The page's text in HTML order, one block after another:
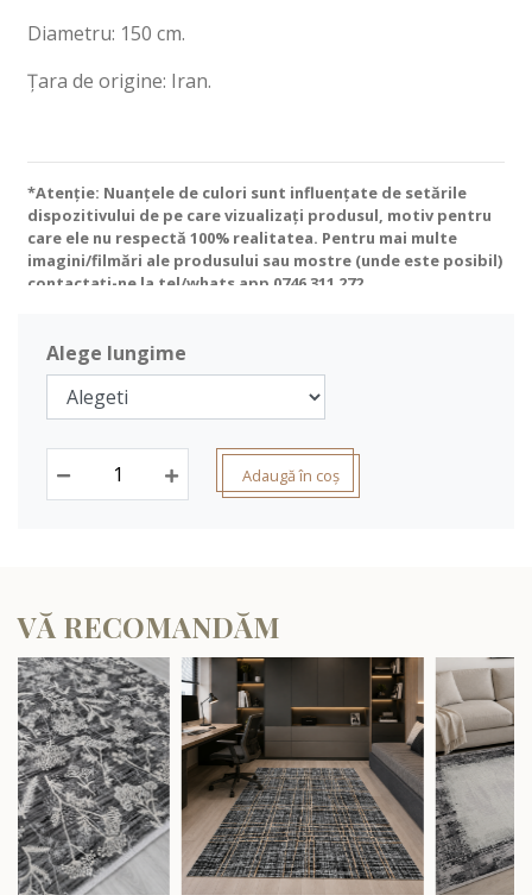
Diametru: 150 cm.
Țara de origine: Iran.
*Atenție: Nuanțele de culori sunt influențate de setările
dispozitivului de pe care vizualizați produsul, motiv pentru
care ele nu respectă 100% realitatea. Pentru mai multe
imagini/filmări ale produsului sau mostre (unde este posibil)
contactați-ne la tel/whats app 0746 311 272
Alege lungime
Adaugă în coș
VĂ RECOMANDĂM